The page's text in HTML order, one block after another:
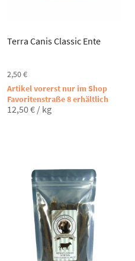
Terra Canis Classic Ente
2,50€
Artikel vorerst nur im Shop
Favoritenstraße 8 erhältlich
12,50€ / kg